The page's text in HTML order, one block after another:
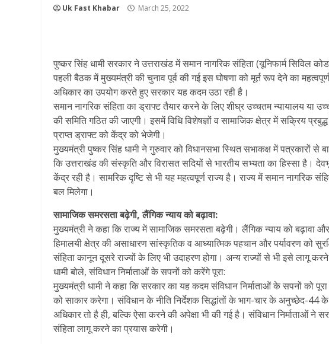
Uk Fast Khabar March 25, 2022
पुष्कर सिंह धामी सरकार ने उत्तराखंड में समान नागरिक संहिता (यूनिफार्म सिविल
पहली बैठक में मुख्यमंत्री की चुनाव पूर्व की गई इस घोषणा को मूर्त रूप देने का
अधिकार का उपयोग करते हुए सरकार यह कदम उठा रही है।
समान नागरिक संहिता का ड्राफ्ट तैयार करने के लिए शीघ्र उच्चतम न्यायालय या
की समिति गठित की जाएगी। इसमें विधि विशेषज्ञों व सामाजिक क्षेत्र में सक्रिय
प्राप्त ड्राफ्ट को केंद्र को भेजेगी।
मुख्यमंत्री पुष्कर सिंह धामी ने गुरुवार को विधानसभा स्थित सभाकक्ष में पत्रकारों से
कि उत्तराखंड की संस्कृति और विरासत सदियों से भारतीय सभ्यता का हिस्सा है।
केंद्र रही है। सामरिक दृष्टि से भी यह महत्वपूर्ण राज्य है। राज्य में समान नागरिक
बल मिलेगा।
सामाजिक समरसता बढ़ेगी, लैंगिक न्याय को बढ़ावा:
मुख्यमंत्री ने कहा कि राज्य में सामाजिक समरसता बढ़ेगी। लैंगिक न्याय को बढ़ावा
हिमालयी क्षेत्र की असाधारण सांस्कृतिक व आध्यात्मिक पहचान और पर्यावरण को
संहिता कानून दूसरे राज्यों के लिए भी उदाहरण होगा। अन्य राज्यों से भी इसे लागू
धामी बोले, संविधान निर्माताओं के सपनों को करेंगे पूरा:
मुख्यमंत्री धामी ने कहा कि सरकार का यह कदम संविधान निर्माताओं के सपनों को
को साकार करेगा। संविधान के नीति निर्देशक सिद्धांतों के भाग-चार के अनुच्छेद-44
अधिकार तो है ही, बल्कि ऐसा करने की अपेक्षा भी की गई है। संविधान निर्माताओं ने
संहिता लागू करने का प्रयास करेगी।